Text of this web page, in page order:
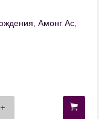
Амонг Ас,